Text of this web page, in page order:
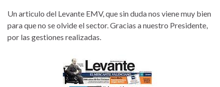
Un articulo del Levante EMV, que sin duda nos viene muy bien
para que no se olvide el sector. Gracias a nuestro Presidente,
por las gestiones realizadas.